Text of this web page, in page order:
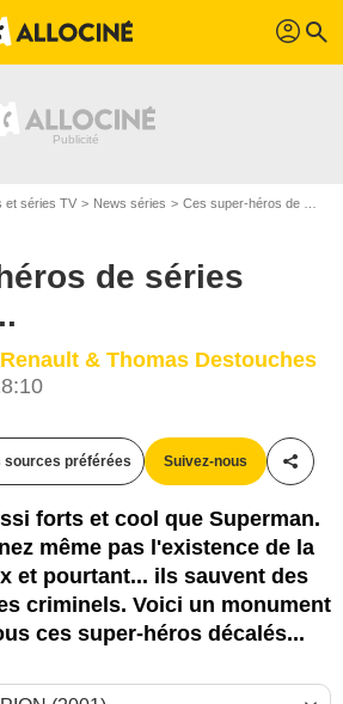
profil search
et séries TV News séries Ces super-héros de séries méconnus...
de séries
& Thomas Destouches
sources préférées Suivez-nous
forts et cool que Superman.
même pas l'existence de la
et pourtant... ils sauvent des
criminels. Voici un monument
ces super-héros décalés...